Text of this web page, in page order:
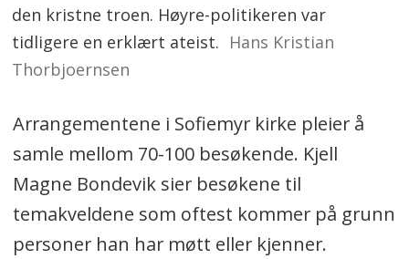
den kristne troen. Høyre-politikeren var
tidligere en erklært ateist. Hans Kristian
Thorbjoernsen
Arrangementene i Sofiemyr kirke pleier å
samle mellom 70-100 besøkende. Kjell
Magne Bondevik sier besøkene til
temakveldene som oftest kommer på grunn
personer han har møtt eller kjenner.